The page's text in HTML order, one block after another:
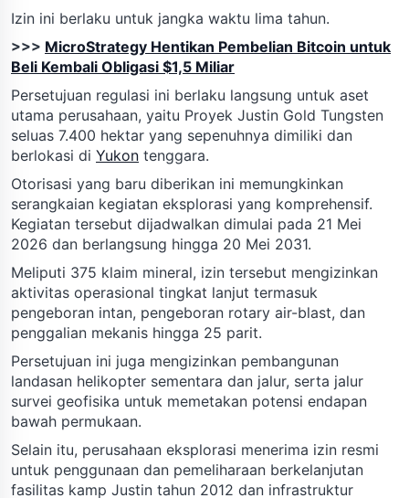
Izin ini berlaku untuk jangka waktu lima tahun.
>>> MicroStrategy Hentikan Pembelian Bitcoin untuk
Beli Kembali Obligasi $1,5 Miliar
Persetujuan regulasi ini berlaku langsung untuk aset
utama perusahaan, yaitu Proyek Justin Gold Tungsten
seluas 7.400 hektar yang sepenuhnya dimiliki dan
berlokasi di Yukon tenggara.
Otorisasi yang baru diberikan ini memungkinkan
serangkaian kegiatan eksplorasi yang komprehensif.
Kegiatan tersebut dijadwalkan dimulai pada 21 Mei
2026 dan berlangsung hingga 20 Mei 2031.
Meliputi 375 klaim mineral, izin tersebut mengizinkan
aktivitas operasional tingkat lanjut termasuk
pengeboran intan, pengeboran rotary air-blast, dan
penggalian mekanis hingga 25 parit.
Persetujuan ini juga mengizinkan pembangunan
landasan helikopter sementara dan jalur, serta jalur
survei geofisika untuk memetakan potensi endapan
bawah permukaan.
Selain itu, perusahaan eksplorasi menerima izin resmi
untuk penggunaan dan pemeliharaan berkelanjutan
fasilitas kamp Justin tahun 2012 dan infrastruktur